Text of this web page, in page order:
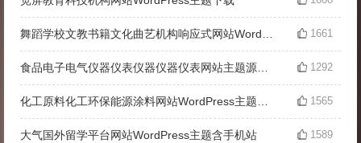
1661
1292
1565
大气国外留学平台网站WordPress主题含手机站 1589